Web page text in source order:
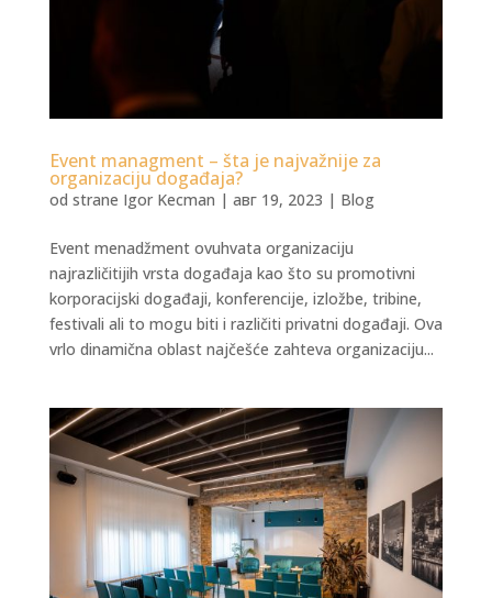
Event managment – šta je najvažnije za
organizaciju događaja?
od strane Igor Kecman | авг 19, 2023 | Blog
Event menadžment ovuhvata organizaciju
najrazličitijih vrsta događaja kao što su promotivni
korporacijski događaji, konferencije, izložbe, tribine,
festivali ali to mogu biti i različiti privatni događaji. Ova
vrlo dinamična oblast najčešće zahteva organizaciju...